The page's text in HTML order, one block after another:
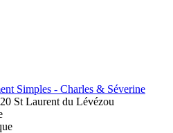
Simples - Charles & Séverine
St Laurent du Lévézou